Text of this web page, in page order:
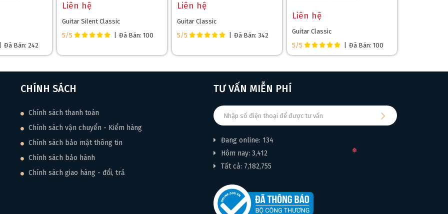
❄
❄
sâu volume, bass, mid, treble, gain, mic thu tiếng gõ thùng, … với đầu ra 6 li và 13-pin, tương thích với các thiết bị
thống này cung cấp khả năng kiểm soát âm thanh toàn diện, giúp nghệ sĩ dễ dàng điều chỉnh âm thanh theo ý muốn.
Đã Bán: 242
Liên hệ
Guitar Silent Classic
5/5
Đã Bán: 100
Liên hệ
Guitar Classic
5/5
Đã Bán: 342
Liên hệ
Guitar Classic
5/5
Đã Bán: 100
CHÍNH SÁCH
Chính sách thanh toán
Chính sách vận chuyển - Kiểm hàng
Chính sách bảo mật thông tin
Chính sách bảo hành
Chính sách giao hàng - đổi, trả
TƯ VẤN MIỄN PHÍ
Đang online: 134
Hôm nay: 3,412
Tất cả: 7,182,755